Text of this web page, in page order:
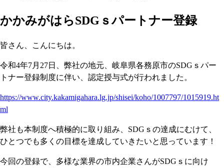
かかみがはらSDGｓパートナー登録
皆さん、こんにちは。
令和4年7月27日、弊社の地元、岐阜県各務原市のSDGｓパー
トナー登録制度に伴い、認定授与式が行われました。
https://www.city.kakamigahara.lg.jp/shisei/koho/1007797/1015919.ht
ml
弊社も本制度へ積極的に取り組み、SDGｓの達成にむけて、
ひとつでも多くの目標を達成していきたいと思っています！
今回の登録で、多様な業界の市内企業さんがSDGｓに向け